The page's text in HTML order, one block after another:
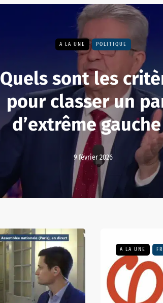
A LA UNE POLITIQUE
Quels sont les
pour classer un
d’extrême
9 février 2026
A LA UNE